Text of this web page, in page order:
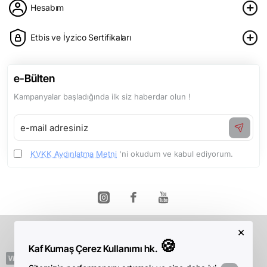
Kaf Kumaş Çerez Kullanımı hk. 🍪
×
Hesabım
Etbis ve İyzico Sertifikaları
e-Bülten
Kampanyalar başladığında ilk siz haberdar olun !
e-
mail
adresiniz
KVKK Aydınlatma Metni 'ni okudum ve kabul ediyorum.